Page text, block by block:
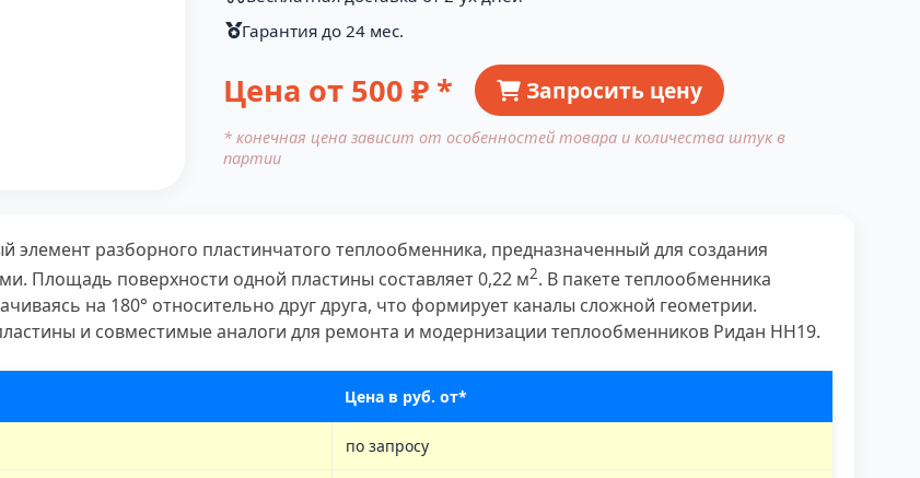
Гарантия до 24 мес.
Цена от 500 ₽ * Запросить цену
* конечная цена зависит от особенностей товара и количества штук в
партии
разборного пластинчатого теплообменника, предназначенный для создания
Площадь поверхности одной пластины составляет 0,22 м2. В пакете теплообменника
на 180° относительно друг друга, что формирует каналы сложной геометрии.
и совместимые аналоги для ремонта и модернизации теплообменников Ридан НН19.
Цена в руб. от*
по запросу